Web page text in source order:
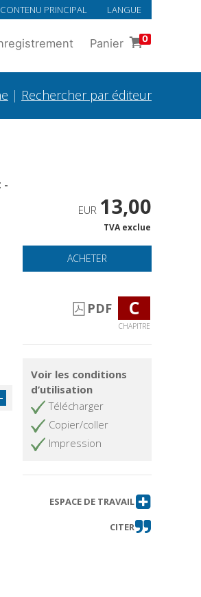
PRINCIPAL LANGUE
Panier 0
| Rechercher par éditeur
-
EUR 13,00
TVA exclue
ACHETER
PDF C
CHAPITRE
Voir les conditions
d’utilisation
Télécharger
Copier/coller
Impression
ESPACE DE TRAVAIL
CITER